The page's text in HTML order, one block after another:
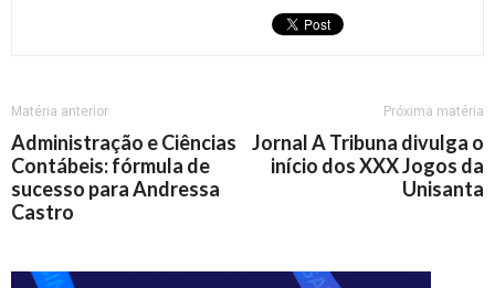
Matéria anterior
Administração e Ciências
Contábeis: fórmula de
sucesso para Andressa
Castro
Próxima matéria
Jornal A Tribuna divulga o
início dos XXX Jogos da
Unisanta